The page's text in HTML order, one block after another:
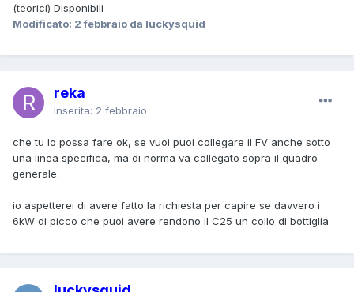
(teorici) Disponibili
Modificato: 2 febbraio da luckysquid
reka
Inserita: 2 febbraio
che tu lo possa fare ok, se vuoi puoi collegare il FV anche sotto
una linea specifica, ma di norma va collegato sopra il quadro
generale.
io aspetterei di avere fatto la richiesta per capire se davvero i
6kW di picco che puoi avere rendono il C25 un collo di bottiglia.